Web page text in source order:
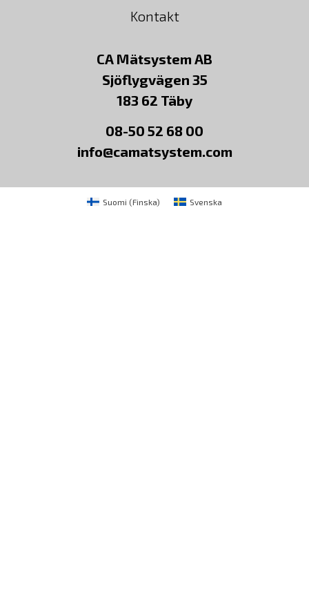
Kontakt
CA Mätsystem AB
Sjöflygvägen 35
183 62 Täby
08-50 52 68 00
info@camatsystem.com
Suomi (Finska) Svenska